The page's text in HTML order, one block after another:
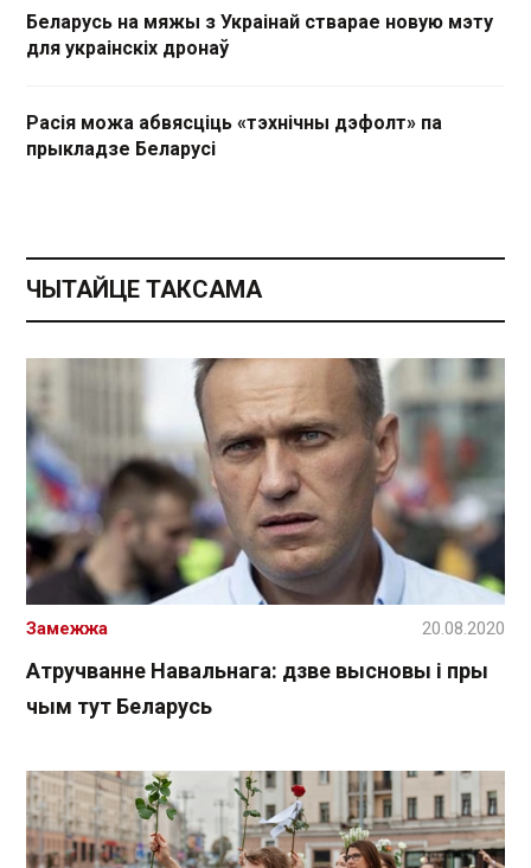
Беларусь на мяжы з Украінай стварае новую мэту
для украінскіх дронаў
Расія можа абвясціць «тэхнічны дэфолт» па
прыкладзе Беларусі
ЧЫТАЙЦЕ ТАКСАМА
Атручванне Навальнага: дзве высновы і пры
чым тут Беларусь
Замежжа 20.08.2020